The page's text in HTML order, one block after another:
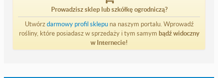
Prowadzisz sklep lub szkółkę ogrodniczą?
Utwórzdarmowy profil sklepuna naszym portalu. Wprowadź
rośliny, które posiadasz w sprzedaży i tym samym bądź widoczny
w Internecie!